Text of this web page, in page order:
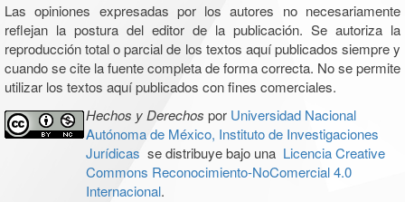
Las opiniones expresadas por los autores no necesariamente
reflejan la postura del editor de la publicación. Se autoriza la
reproducción total o parcial de los textos aquí publicados siempre y
cuando se cite la fuente completa de forma correcta. No se permite
utilizar los textos aquí publicados con fines comerciales.
Hechos y Derechos por Universidad Nacional
Autónoma de México, Instituto de Investigaciones
Jurídicas se distribuye bajo una Licencia Creative
Commons Reconocimiento-NoComercial 4.0
Internacional.